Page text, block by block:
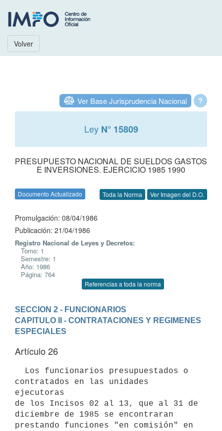
Volver
?
Ver Base Jurisprudencia Nacional
Ley N° 15809
PRESUPUESTO NACIONAL DE SUELDOS GASTOS
E INVERSIONES. EJERCICIO 1985 1990
Documento Actualizado Toda la Norma Ver Imagen del D.O.
Promulgación: 08/04/1986
Publicación: 21/04/1986
Registro Nacional de Leyes y Decretos:
Tomo: 1
Semestre: 1
Año: 1986
Página: 764
Referencias a toda la norma
SECCION 2 - FUNCIONARIOS
CAPITULO II - CONTRATACIONES Y REGIMENES
ESPECIALES
Artículo 26
contratados en las unidades
ejecutoras
de los Incisos 02 al 13, que al 31 de
diciembre de 1985 se encontraran
prestando funciones "en comisión" en